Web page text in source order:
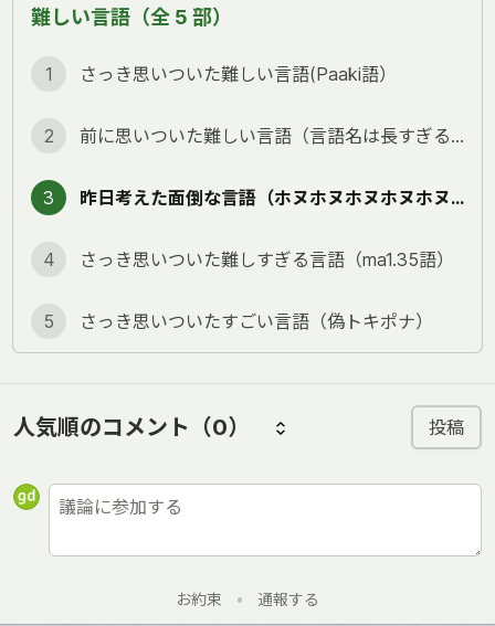
難しい言語（全 5 部）
1 さっき思いついた難しい言語(Paaki語）
2 前に思いついた難しい言語（言語名は長すぎるので省略）
3 昨日考えた面倒な言語（ホヌホヌホヌホヌホヌホヌ語）
4 さっき思いついた難しすぎる言語（ma1.35語）
5 さっき思いついたすごい言語（偽トキポナ）
人気順のコメント （0） 投稿
お約束 • 通報する